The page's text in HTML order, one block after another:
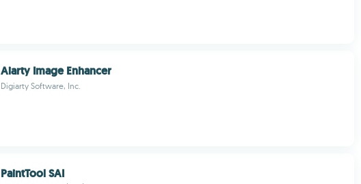
Aiarty Image Enhancer
Digiarty Software, Inc.
PaintTool SAI